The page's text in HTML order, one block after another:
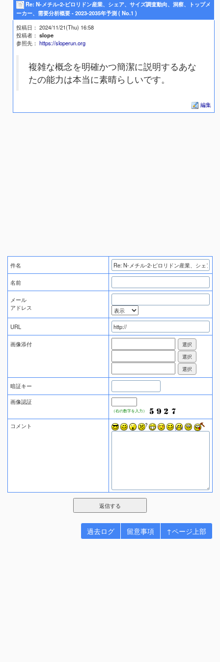
Re: N-メチル-2-ピロリドン産業、シェア、サイズ調査動向、洞察、トップメ
ーカー、需要分析概要 - 2023-2035年予測 ( No.1 )
投稿日 ： 2024/11/21(Thu) 16:58
投稿者： slope
参照先： https://sloperun.org
複雑な概念を明確かつ簡潔に説明するあな
たの能力は本当に素晴らしいです。
編集
件名
名前
メール
アドレス
URL
画像添付
暗証キー
画像認証
（右の数字を入力）
コメント
過去ログ 留意事項 ↑ページ上部